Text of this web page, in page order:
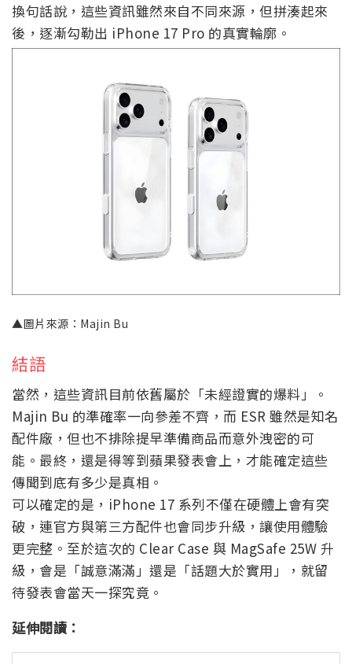
換句話說，這些資訊雖然來自不同來源，但拼湊起來
後，逐漸勾勒出 iPhone 17 Pro 的真實輪廓。
▲圖片來源：Majin Bu
結語
當然，這些資訊目前依舊屬於「未經證實的爆料」。
Majin Bu 的準確率一向參差不齊，而 ESR 雖然是知名
配件廠，但也不排除提早準備商品而意外洩密的可
能。最終，還是得等到蘋果發表會上，才能確定這些
傳聞到底有多少是真相。
可以確定的是，iPhone 17 系列不僅在硬體上會有突
破，連官方與第三方配件也會同步升級，讓使用體驗
更完整。至於這次的 Clear Case 與 MagSafe 25W 升
級，會是「誠意滿滿」還是「話題大於實用」，就留
待發表會當天一探究竟。
延伸閱讀：